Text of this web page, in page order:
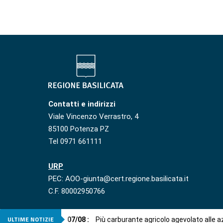
Contatti e indirizzi
Viale Vincenzo Verrastro, 4
85100 Potenza PZ
Tel 0971 661111
URP
PEC: AOO-giunta@cert.regione.basilicata.it
C.F. 80002950766
ULTIME NOTIZIE 07/08 : Più carburante agricolo agevolato alle